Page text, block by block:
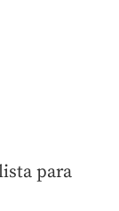
para